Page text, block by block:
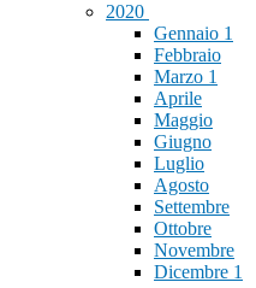
2020
Gennaio 1
Febbraio
Marzo 1
Aprile
Maggio
Giugno
Luglio
Agosto
Settembre
Ottobre
Novembre
Dicembre 1